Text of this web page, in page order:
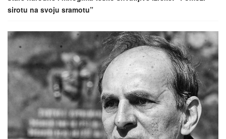
o
sirotu na svoju sramotu”